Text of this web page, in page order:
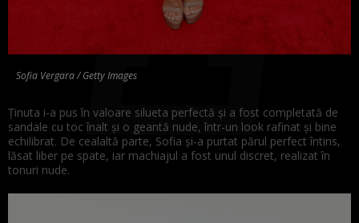
Sofia Vergara / Getty Images
Ținuta i-a pus în valoare silueta perfectă și a fost completată de
sandale cu toc înalt și o geantă nude, într-un look rafinat și bine
echilibrat. De cealaltă parte, Sofia și-a purtat părul perfect întins,
lăsat liber pe spate, iar machiajul a fost unul discret, realizat în
tonuri nude.